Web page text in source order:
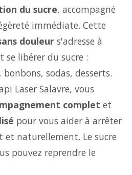
du sucre, accompagné
immédiate. Cette
douleur s'adresse à
se libérer du sucre :
sodas, desserts.
Laser Salavre, vous
complet et
pour vous aider à arrêter
et naturellement. Le sucre
pouvez reprendre le